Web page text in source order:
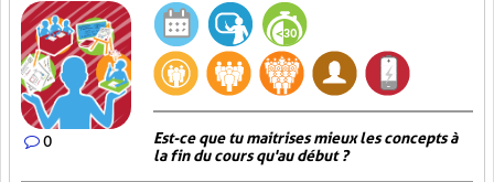
0
Est-ce que tu maitrises mieux les concepts à
la fin du cours qu'au début ?